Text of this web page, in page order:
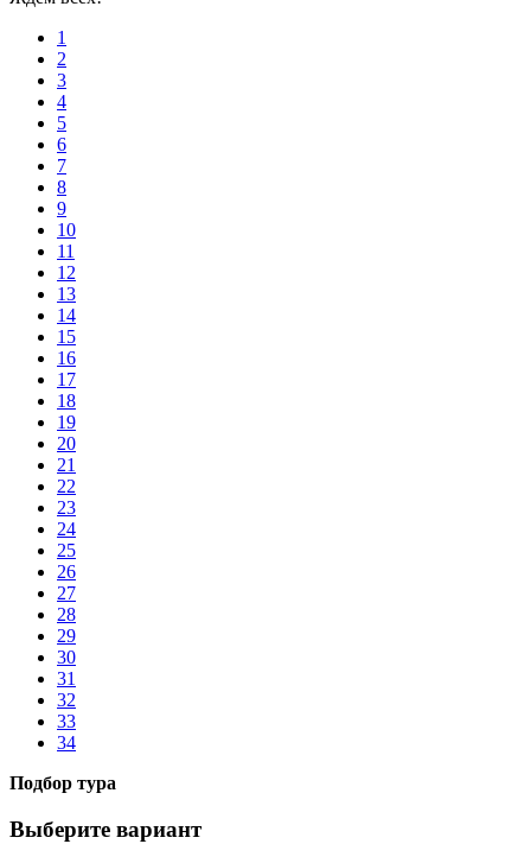
1
2
3
4
5
6
7
8
9
10
11
12
13
14
15
16
17
18
19
20
21
22
23
24
25
26
27
28
29
30
31
32
33
34
Подбор тура
Выберите вариант